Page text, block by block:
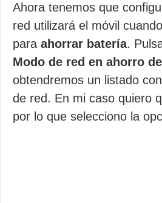
Ahora tenemos que
red utilizará el móvil
para ahorrar batería.
Modo de red en ahorro
obtendremos un listado
de red. En mi caso quiero
por lo que selecciono la